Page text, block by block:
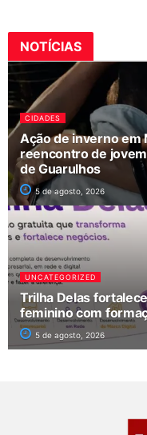
NOTÍCIAS
CIDADES
Ação de inverno em
reencontro de
de Guarulhos
5 de agosto, 2026
UNCATEGORIZED
Trilha Delas
feminino com
5 de agosto, 2026